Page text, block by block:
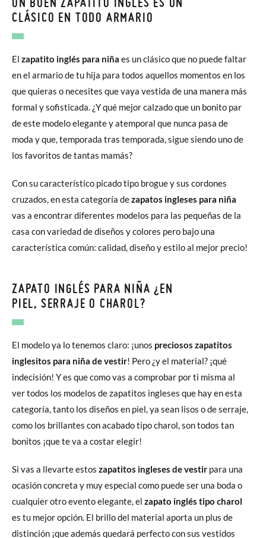
CLÁSICO EN TODO ARMARIO
El zapatito inglés para niña es un clásico que no puede faltar
en el armario de tu hija para todos aquellos momentos en los
que quieras o necesites que vaya vestida de una manera más
formal y sofisticada. ¿Y qué mejor calzado que un bonito par
de este modelo elegante y atemporal que nunca pasa de
moda y que, temporada tras temporada, sigue siendo uno de
los favoritos de tantas mamás?
Con su característico picado tipo brogue y sus cordones
cruzados, en esta categoría dezapatos ingleses para niña
vas a encontrar diferentes modelos para las pequeñas de la
casa con variedad de diseños y colores pero bajo una
característica común: calidad, diseño y estilo al mejor precio!
ZAPATO INGLÉS PARA NIÑA ¿EN
PIEL, SERRAJE O CHAROL?
El modelo ya lo tenemos claro: ¡unos preciosos zapatitos
inglesitos para niña de vestir! Pero ¿y el material? ¡qué
indecisión! Y es que como vas a comprobar por ti misma al
ver todos los modelos de zapatitos ingleses que hay en esta
categoría, tanto los diseños en piel, ya sean lisos o de serraje,
como los brillantes con acabado tipo charol, son todos tan
bonitos ¡que te va a costar elegir!
Si vas a llevarte estos zapatitos ingleses de vestir para una
ocasión concreta y muy especial como puede ser una boda o
cualquier otro evento elegante, el zapato inglés tipo charol
es tu mejor opción. El brillo del material aporta un plus de
distinción ¡que además quedará perfecto con sus vestidos